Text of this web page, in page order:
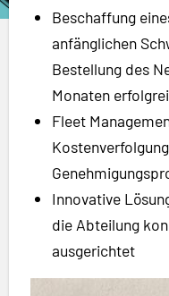
Beschaffung
anfänglichen
Bestellung des
Monaten
Fleet
Innovative
die Abteilung
ausgerichtet